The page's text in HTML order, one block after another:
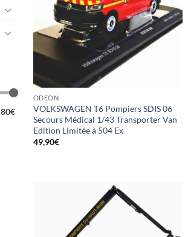
80€
ODEON
VOLKSWAGEN T6 Pompiers SDIS 06
Secours Médical 1/43 Transporter Van
Edition Limitée à 504 Ex
49,90€